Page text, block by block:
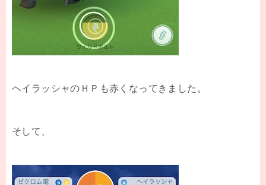
ヘイラッシャのＨＰも赤くなってきました。
そして、